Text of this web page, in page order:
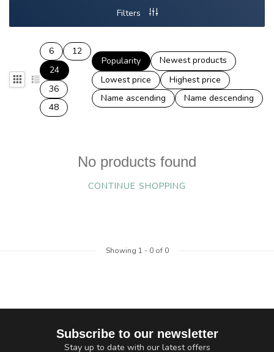
Filters
6
12
24
36
48
Popularity
Newest products
Lowest price
Highest price
Name ascending
Name descending
No products found
CONTINUE SHOPPING
Showing 1 - 0of 0
Subscribe to our newsletter
Stay up to date with our latest offers